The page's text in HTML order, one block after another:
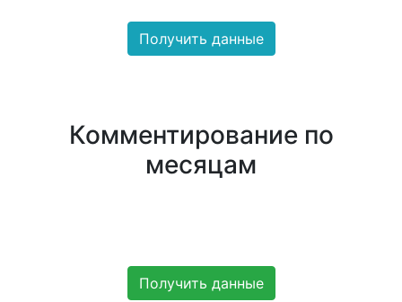
Получить данные
Получить данные
Комментирование по
месяцам